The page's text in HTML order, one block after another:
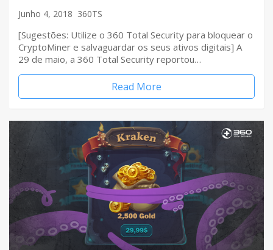
Junho 4, 2018 360TS
[Sugestões: Utilize o 360 Total Security para bloquear o
CryptoMiner e salvaguardar os seus ativos digitais] A
29 de maio, a 360 Total Security reportou…
Read More